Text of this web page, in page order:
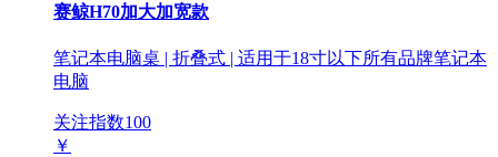
赛鲸H70加大加宽款
笔记本电脑桌 | 折叠式 | 适用于18寸以下所有品牌笔记本
电脑
关注指数100
￥